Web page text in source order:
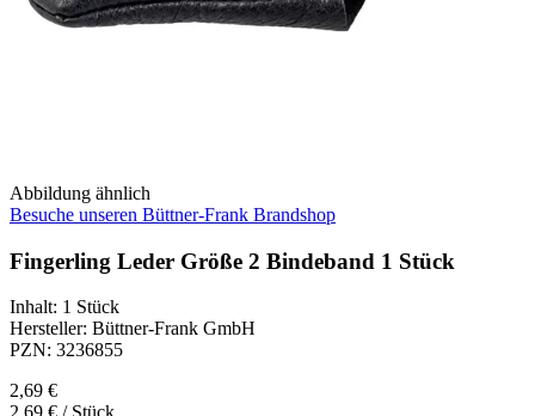
Abbildung ähnlich
Besuche unseren Büttner-Frank Brandshop
Fingerling Leder Größe 2 Bindeband 1 Stück
Inhalt: 1 Stück
Hersteller: Büttner-Frank GmbH
PZN: 3236855
2,69 €